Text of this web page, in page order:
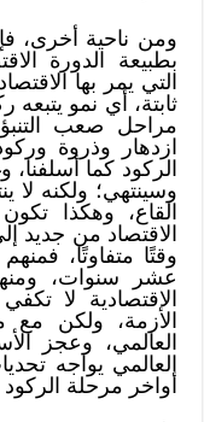
ومن ناحية أخرى،
بطبيعة الدورة
التي يمر بها
ثابتة، أي نمو
مراحل صعب
ازدهار وذروة
الركود كما
وسينتهي؛ ولكنه لا
القاع، وهكذا
الاقتصاد من جديد
وقتًا متفاوتًا،
عشر سنوات،
الاقتصادية لا
الأزمة، ولكن مع
العالمي، وعجز
أواخر مرحلة